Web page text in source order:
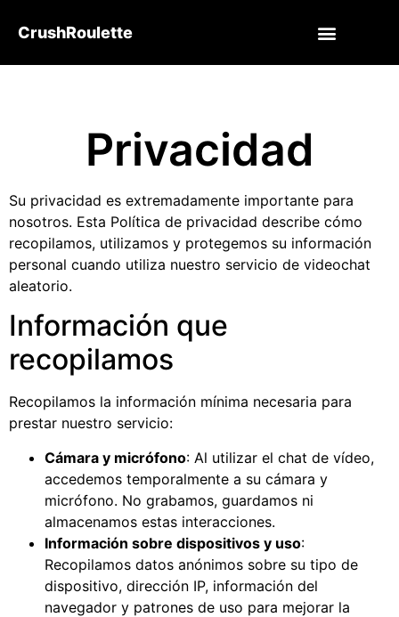
CrushRoulette
Privacidad
Su privacidad es extremadamente importante para
nosotros. Esta Política de privacidad describe cómo
recopilamos, utilizamos y protegemos su información
personal cuando utiliza nuestro servicio de videochat
aleatorio.
Información que
recopilamos
Recopilamos la información mínima necesaria para
prestar nuestro servicio:
Cámara y micrófono: Al utilizar el chat de vídeo,
accedemos temporalmente a su cámara y
micrófono. No grabamos, guardamos ni
almacenamos estas interacciones.
Información sobre dispositivos y uso:
Recopilamos datos anónimos sobre su tipo de
dispositivo, dirección IP, información del
navegador y patrones de uso para mejorar la